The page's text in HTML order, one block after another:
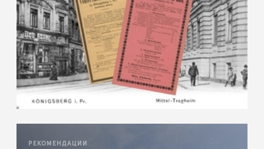
РЕКОМЕНДАЦИИ